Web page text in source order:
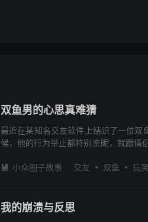
双鱼男的心思真难猜
最近在某知名交友软件上结识了一位
候，他的行为举止都特别亲昵，就跟情
 小众圈子故事 交友 双鱼 玩笑
我的崩溃与反思